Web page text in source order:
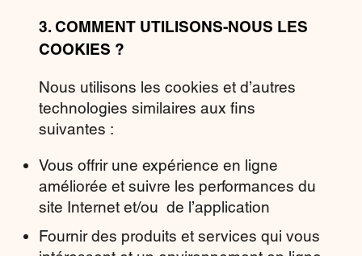
3. COMMENT UTILISONS-NOUS LES
COOKIES ?
Nous utilisons les cookies et d’autres
technologies similaires aux fins
suivantes :
Vous offrir une expérience en ligne
améliorée et suivre les performances du
site Internet et/ou de l’application
Fournir des produits et services qui vous